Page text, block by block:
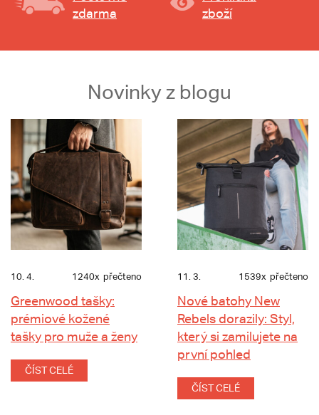
zdarma
zboží
Novinky z blogu
10. 4. 1240x přečteno
Greenwood tašky:
prémiové kožené
tašky pro muže a ženy
ČÍST CELÉ
11. 3. 1539x přečteno
Nové batohy New
Rebels dorazily: Styl,
který si zamilujete na
první pohled
ČÍST CELÉ